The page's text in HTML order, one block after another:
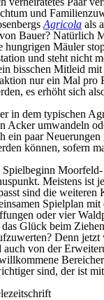
und
Agricola als
Bauer? Natürlich
hungrigen Mäuler
und steht nicht
bisschen Mitleid
nur ein Mal pro
es erhöht sich
in dem typischen
Acker umwandeln
ein paar
können, sofern
Spielbeginn
Meistens ist
sind die
Spielplan
oder vier
Glück beim
Denn
auch von der
sind, der ist